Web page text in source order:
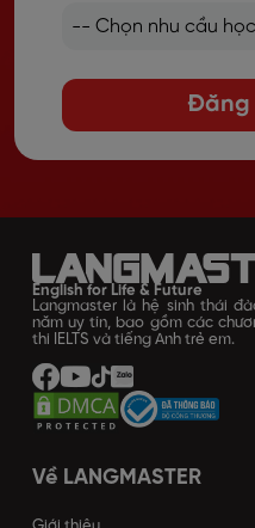
Đăng
English for Life & Future
Langmaster là hệ sinh thái
năm uy tín, bao gồm các
thi IELTS và tiếng Anh trẻ em.
Về LANGMASTER